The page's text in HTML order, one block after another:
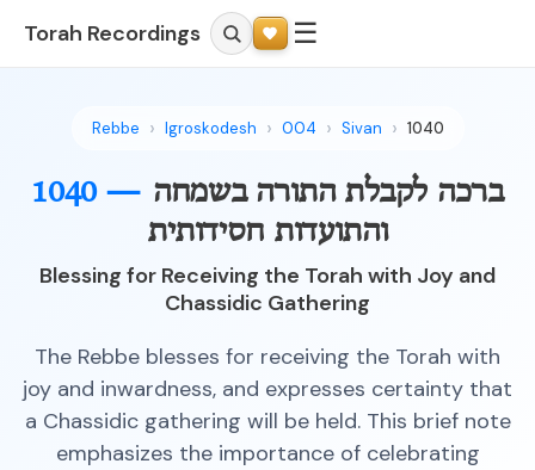
Torah Recordings ☰
Rebbe Igroskodesh 004 Sivan 1040
1040 — ברכה לקבלת התורה בשמחה
והתועדות חסידותית
Blessing for Receiving the Torah with Joy and
Chassidic Gathering
The Rebbe blesses for receiving the Torah with
joy and inwardness, and expresses certainty that
a Chassidic gathering will be held. This brief note
emphasizes the importance of celebrating